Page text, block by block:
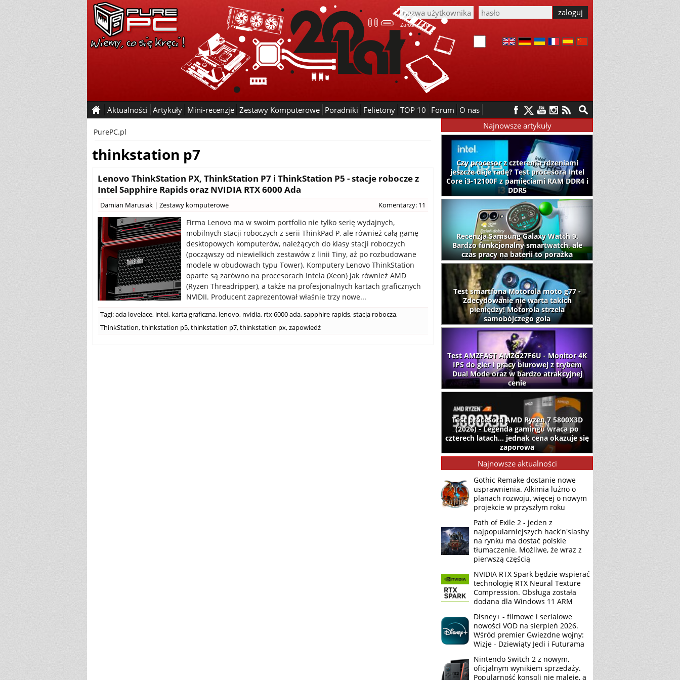
Załóż konto
Aktualności Artykuły Mini-recenzje Zestawy Komputerowe Poradniki Felietony TOP 10 Forum O nas
PurePC.pl
thinkstation p7
Lenovo ThinkStation PX, ThinkStation P7 i ThinkStation P5 - stacje robocze z
Intel Sapphire Rapids oraz NVIDIA RTX 6000 Ada
Damian Marusiak | Zestawy komputerowe Komentarzy: 11
Firma Lenovo ma w swoim portfolio nie tylko serię wydajnych,
mobilnych stacji roboczych z serii ThinkPad P, ale również całą gamę
desktopowych komputerów, należących do klasy stacji roboczych
(począwszy od niewielkich zestawów z linii Tiny, aż po rozbudowane
modele w obudowach typu Tower). Komputery Lenovo ThinkStation
oparte są zarówno na procesorach Intela (Xeon) jak również AMD
(Ryzen Threadripper), a także na profesjonalnych kartach graficznych
NVIDII. Producent zaprezentował właśnie trzy nowe...
Tagi:ada lovelace, intel, karta graficzna, lenovo, nvidia, rtx 6000 ada,sapphire rapids,stacja robocza,
ThinkStation,thinkstation p5,thinkstation p7,thinkstation px,zapowiedź
Najnowsze artykuły
Czy procesor z czterema rdzeniami
jeszcze daje radę? Test procesora Intel
Core i3-12100F z pamięciami RAM DDR4 i
DDR5
Recenzja Samsung Galaxy Watch 9.
Bardzo funkcjonalny smartwatch, ale
czas pracy na baterii to porażka
Test smartfona Motorola moto g77 -
Zdecydowanie nie warta takich
pieniędzy! Motorola strzela
samobójczego gola
Test AMZFAST AMZG27F6U - Monitor 4K
IPS do gier i pracy biurowej z trybem
Dual Mode oraz w bardzo atrakcyjnej
cenie
Test procesora AMD Ryzen 7 5800X3D
(2026) - Legenda gamingu wraca po
czterech latach... jednak cena okazuje się
zaporowa
Najnowsze aktualności
Gothic Remake dostanie nowe
usprawnienia. Alkimia luźno o
planach rozwoju, więcej o nowym
projekcie w przyszłym roku
Path of Exile 2 - jeden z
najpopularniejszych hack'n'slashy
na rynku ma dostać polskie
tłumaczenie. Możliwe, że wraz z
pierwszą częścią
NVIDIA RTX Spark będzie wspierać
technologię RTX Neural Texture
Compression. Obsługa została
dodana dla Windows 11 ARM
Disney+ - filmowe i serialowe
nowości VOD na sierpień 2026.
Wśród premier Gwiezdne wojny:
Wizje - Dziewiąty Jedi i Futurama
Nintendo Switch 2 z nowym,
oficjalnym wynikiem sprzedaży.
Popularność konsoli nie maleje, a